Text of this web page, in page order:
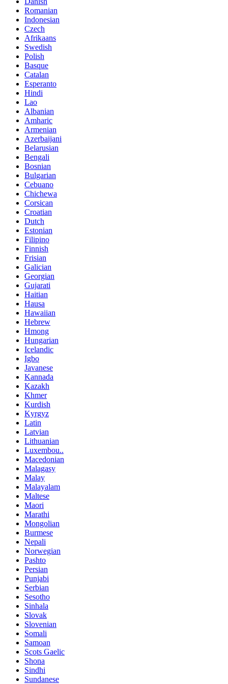
Romanian
Indonesian
Czech
Afrikaans
Swedish
Polish
Basque
Catalan
Esperanto
Hindi
Lao
Albanian
Amharic
Armenian
Azerbaijani
Belarusian
Bengali
Bosnian
Bulgarian
Cebuano
Chichewa
Corsican
Croatian
Dutch
Estonian
Filipino
Finnish
Frisian
Galician
Georgian
Gujarati
Haitian
Hausa
Hawaiian
Hebrew
Hmong
Hungarian
Icelandic
Igbo
Javanese
Kannada
Kazakh
Khmer
Kurdish
Kyrgyz
Latin
Latvian
Lithuanian
Luxembou..
Macedonian
Malagasy
Malay
Malayalam
Maltese
Maori
Marathi
Mongolian
Burmese
Nepali
Norwegian
Pashto
Persian
Punjabi
Serbian
Sesotho
Sinhala
Slovak
Slovenian
Somali
Samoan
Scots Gaelic
Shona
Sindhi
Sundanese